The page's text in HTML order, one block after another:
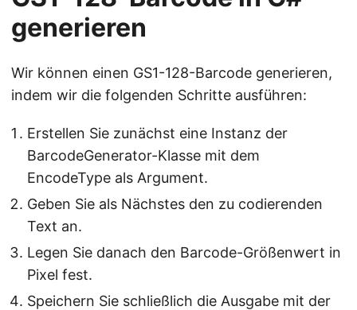
generieren
Wir können einen GS1-128-Barcode generieren,
indem wir die folgenden Schritte ausführen:
Erstellen Sie zunächst eine Instanz der
BarcodeGenerator-Klasse mit dem
EncodeType als Argument.
Geben Sie als Nächstes den zu codierenden
Text an.
Legen Sie danach den Barcode-Größenwert in
Pixel fest.
Speichern Sie schließlich die Ausgabe mit der